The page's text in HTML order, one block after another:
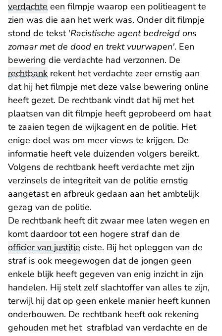
verdachte een filmpje waarop een politieagent te
zien was die aan het werk was. Onder dit filmpje
stond de tekst 'Racistische agent bedreigd ons
zomaar met de dood en trekt vuurwapen'. Een
bewering die verdachte had verzonnen. De
rechtbank rekent het verdachte zeer ernstig aan
dat hij het filmpje met deze valse bewering online
heeft gezet. De rechtbank vindt dat hij met het
plaatsen van dit filmpje heeft geprobeerd om haat
te zaaien tegen de wijkagent en de politie. Het
enige doel was om meer views te krijgen. De
informatie heeft vele duizenden volgers bereikt.
Volgens de rechtbank heeft verdachte met zijn
verzinsels de integriteit van de politie ernstig
aangetast en afbreuk gedaan aan het ambtelijk
gezag van de politie.
De rechtbank heeft dit zwaar mee laten wegen en
komt daardoor tot een hogere straf dan de
officier van justitie eiste. Bij het opleggen van de
straf is ook meegewogen dat de jongen geen
enkele blijk heeft gegeven van enig inzicht in zijn
handelen. Hij stelt zelf slachtoffer van alles te zijn,
terwijl hij dat op geen enkele manier heeft kunnen
onderbouwen. De rechtbank heeft ook rekening
gehouden met het strafblad van verdachte en de